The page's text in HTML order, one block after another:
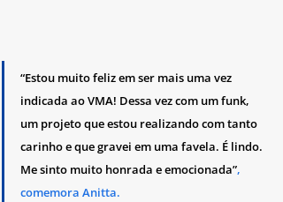
“Estou muito feliz em ser mais uma vez
indicada ao VMA! Dessa vez com um funk,
um projeto que estou realizando com tanto
carinho e que gravei em uma favela. É lindo.
Me sinto muito honrada e emocionada”,
comemora Anitta.